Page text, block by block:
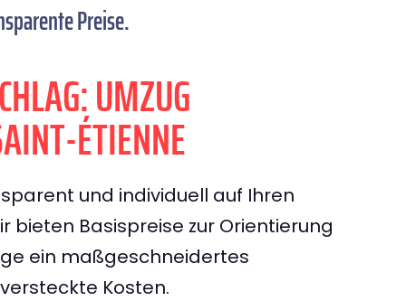
Preise.
UMZUG
ÉTIENNE
und individuell auf Ihren
bieten Basispreise zur Orientierung
ein maßgeschneidertes
Kosten.